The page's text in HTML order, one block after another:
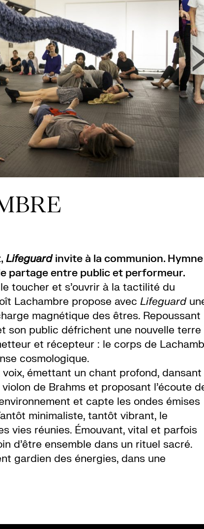
Lifeguardinvite à la communion.
partage entre public et performeur.
toucher et s’ouvrir à la tactilité du
Lachambre propose avec Lifeguard
magnétique des êtres. Repoussant
son public défrichent une nouvelle terre
et récepteur : le corps de
cosmologique.
émettant un chant profond, dansant
de Brahms et proposant l’écoute
et capte les ondes émises
minimaliste, tantôt vibrant, le
vies réunies. Émouvant, vital et parfois
d’être ensemble dans un rituel sacré.
gardien des énergies, dans une